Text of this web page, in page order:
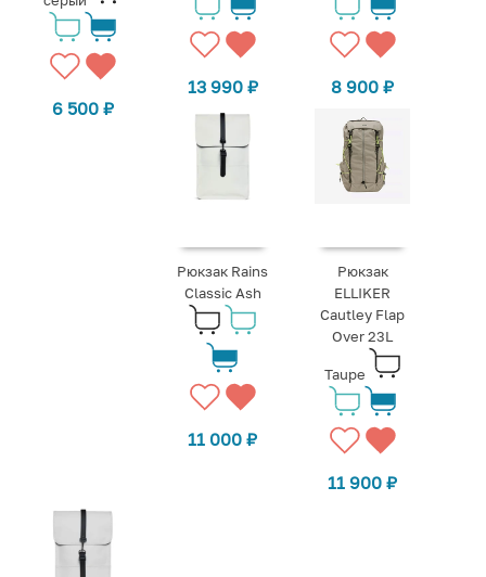
6 500₽
13 990 ₽ 8 900₽
Рюкзак Rains
Classic Ash
11 000₽
Рюкзак
ELLIKER
Cautley Flap
Over 23L
Taupe
11 900₽